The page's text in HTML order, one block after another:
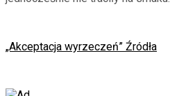
„Akceptacja wyrzeczeń” Źródła